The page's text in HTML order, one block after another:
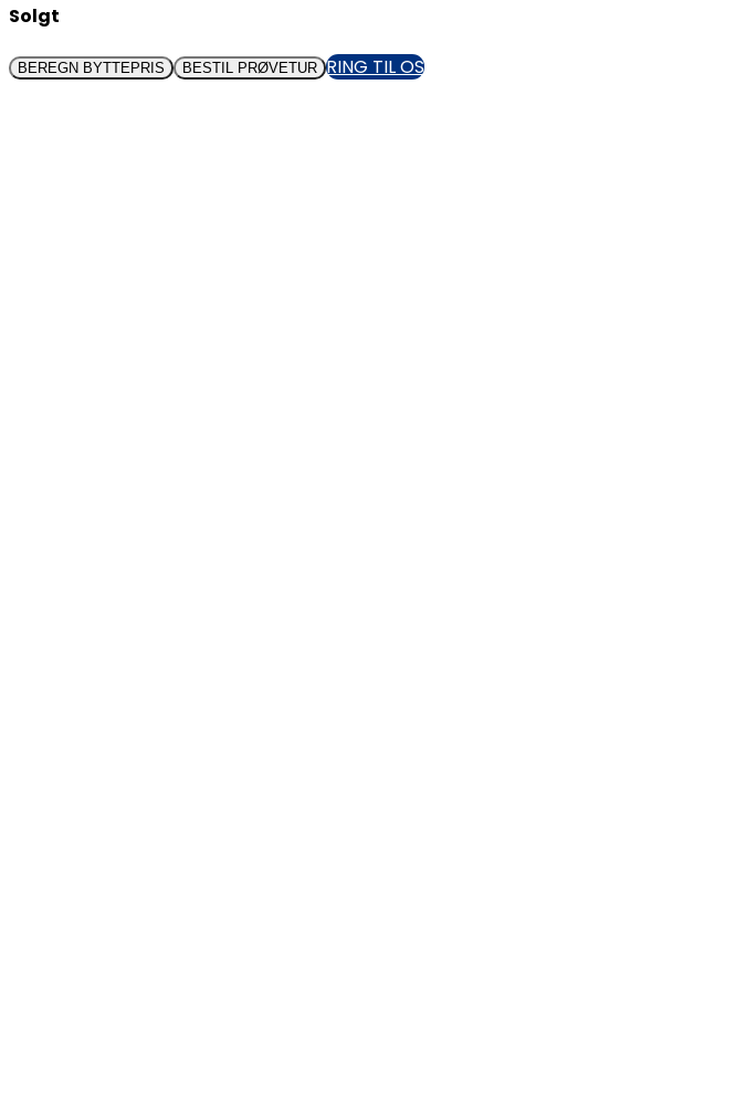
Solgt
BEREGN BYTTEPRIS BESTIL PRØVETUR RING TIL OS